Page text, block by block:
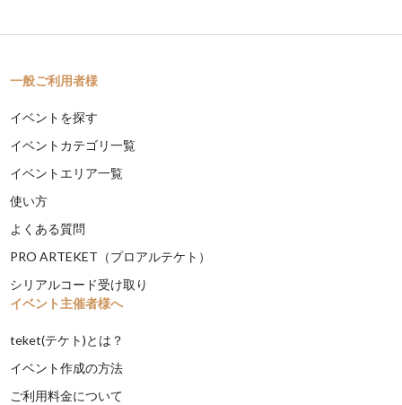
一般ご利用者様
イベントを探す
イベントカテゴリ一覧
イベントエリア一覧
使い方
よくある質問
PRO ARTEKET（プロアルテケト）
シリアルコード受け取り
イベント主催者様へ
teket(テケト)とは？
イベント作成の方法
ご利用料金について